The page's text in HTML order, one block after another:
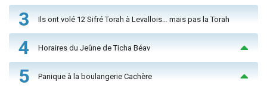
3 Ils ont volé 12 Sifré Torah à Levallois… mais pas la Torah
4 Horaires du Jeûne de Ticha Béav
5 Panique à la boulangerie Cachère